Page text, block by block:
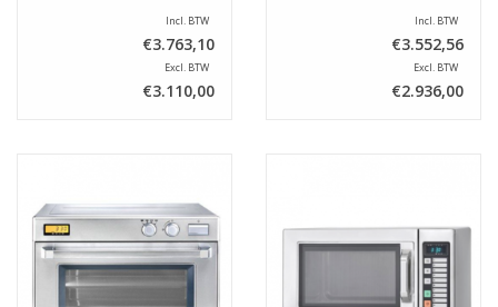
Incl. BTW
€3.763,10
Excl. BTW
€3.110,00
Incl. BTW
€3.552,56
Excl. BTW
€2.936,00